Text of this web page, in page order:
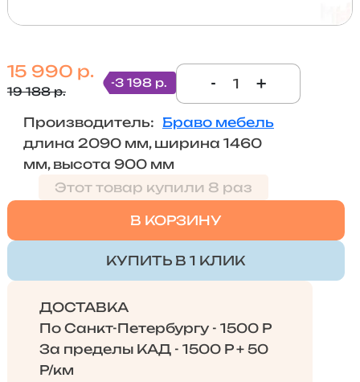
15 990 р.
19 188 р.
-3 198 р. - +
Производитель: Браво мебель
длина 2090 мм, ширина 1460
мм, высота 900 мм
Этот товар купили 8 раз
В КОРЗИНУ
КУПИТЬ В 1 КЛИК
ДОСТАВКА
По Санкт-Петербургу - 1500 Р
За пределы КАД - 1500 Р + 50
Р/км